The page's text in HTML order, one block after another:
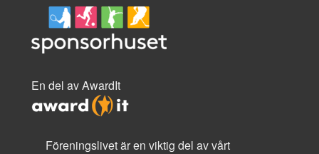
En del av AwardIt
Föreningslivet är en viktig del av vårt